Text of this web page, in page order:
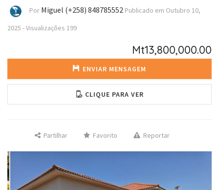
Por Miguel (+258) 848785552 Publicado em Outubro 10,
2025 -Visualizações 199
Mt13,800,000.00
ENVIAR MENSAGEM
CLIQUE PARA VER
Partilhar Favorito Reportar